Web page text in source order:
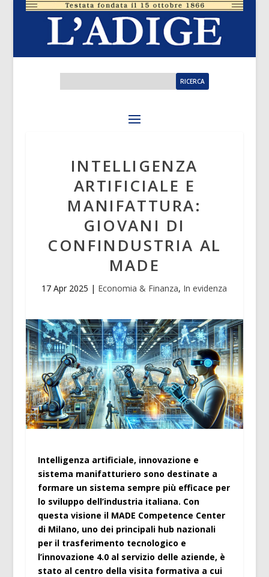
INTELLIGENZA
ARTIFICIALE E
MANIFATTURA:
GIOVANI DI
CONFINDUSTRIA AL
MADE
17 Apr 2025 | Economia & Finanza, In evidenza
Intelligenza artificiale, innovazione e
sistema manifatturiero sono destinate a
formare un sistema sempre più efficace per
lo sviluppo dell’industria italiana. Con
questa visione il MADE Competence Center
di Milano, uno dei principali hub nazionali
per il trasferimento tecnologico e
l’innovazione 4.0 al servizio delle aziende, è
stato al centro della visita formativa a cui